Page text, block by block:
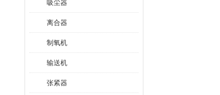
吸尘器
离合器
制氧机
输送机
张紧器